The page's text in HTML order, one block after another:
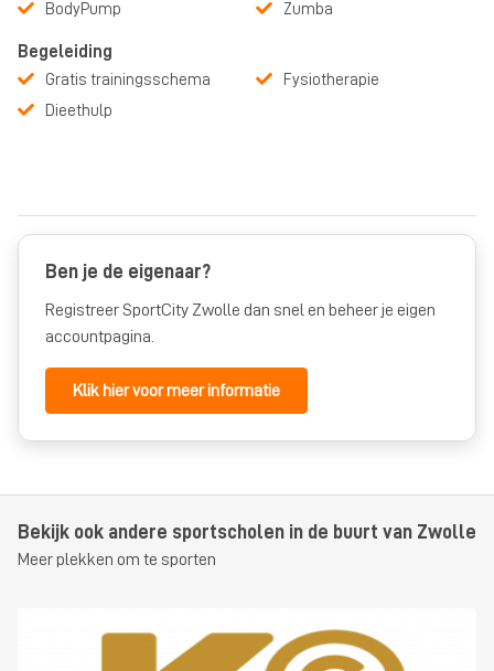
BodyPump
Zumba
Begeleiding
Gratis trainingsschema
Dieethulp
Fysiotherapie
Ben je de eigenaar?
Registreer SportCity Zwolle dan snel en beheer je eigen
accountpagina.
Klik hier voor meer informatie
Bekijk ook andere sportscholen in de buurt van Zwolle
Meer plekken om te sporten